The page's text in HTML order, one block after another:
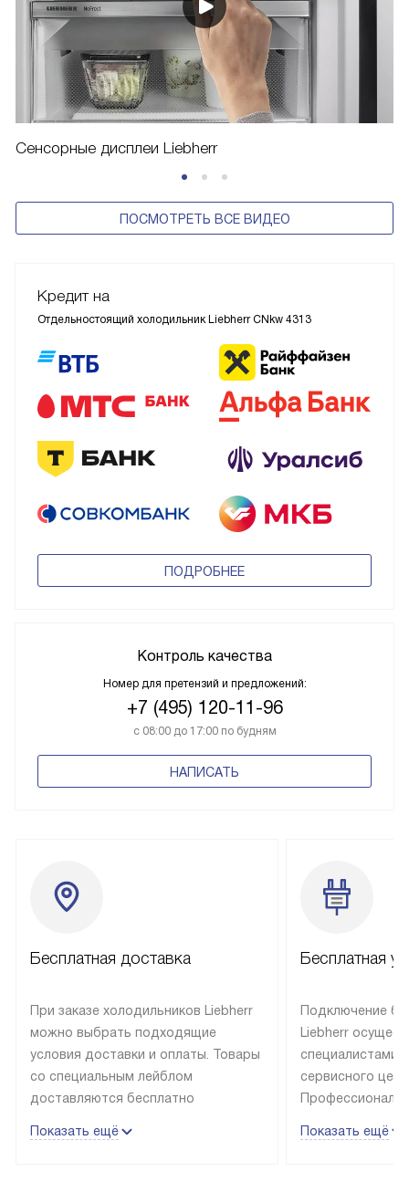
Сенсорные дисплеи Liebherr
ПОСМОТРЕТЬ ВСЕ ВИДЕО
Кредит на
Отдельностоящий холодильник Liebherr CNkw 4313
ПОДРОБНЕЕ
Контроль качества
Номер для претензий и предложений:
+7 (495) 120-11-96
с 08:00 до 17:00 по будням
НАПИСАТЬ
Бесплатная доставка
При заказе холодильников Liebherr
можно выбрать подходящие
условия доставки и оплаты. Товары
со специальным лейблом
доставляются бесплатно
до подъезда, выезд за МКАД
Показать ещё
Бесплатная
Подключение
Liebherr
специалистами
сервисного
эксплуатации
Показать ещё